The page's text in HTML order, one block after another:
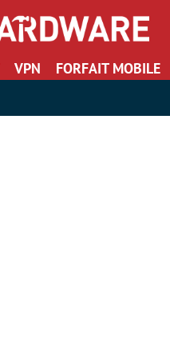
VPN FORFAIT MOBILE